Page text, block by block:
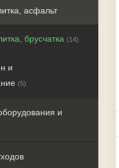
асфальт
брусчатка (14)
и
(5)
и